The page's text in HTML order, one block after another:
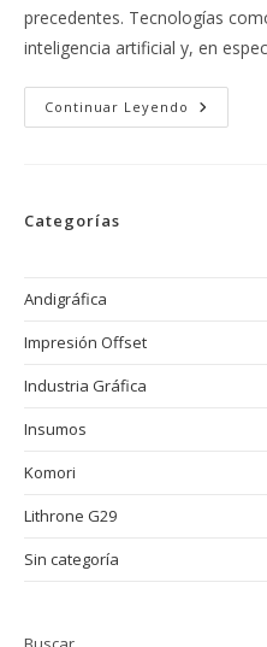
precedentes. Tecnologías
inteligencia artificial y, en
Continuar Leyendo
Como
Categorías
Andigráfica
Impresión Offset
Industria Gráfica
Insumos
Komori
Lithrone G29
Sin categoría